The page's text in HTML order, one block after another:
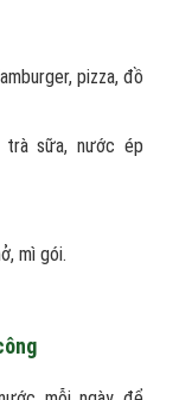
pizza, đồ
trà sữa, nước ép
mì gói.